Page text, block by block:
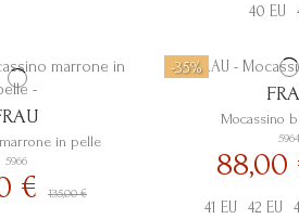
40 EU
in pelle
5966
€ 135,00 €
-35%
Mocassino
5964
88,00
41 EU 42 EU